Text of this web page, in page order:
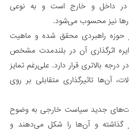
در داخل و خارج است و به نوعی
نیز محسوب می‌شود.
حوزه راهبردی محقق شده و ماهیت
اثرگذاری آن در بلندمدت مشخص
بالاتری قرار دارد. علی‌رغم تمایز
آن‌ها تاثیرگذاری متقابلی بر روی
جدید سیاست خارجی به وضوح
گذاشته و آن‌ها را شکل می‌دهند و